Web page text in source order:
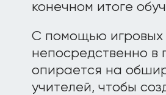
конечном итоге
С помощью игровых
непосредственно в
опирается на
учителей, чтобы